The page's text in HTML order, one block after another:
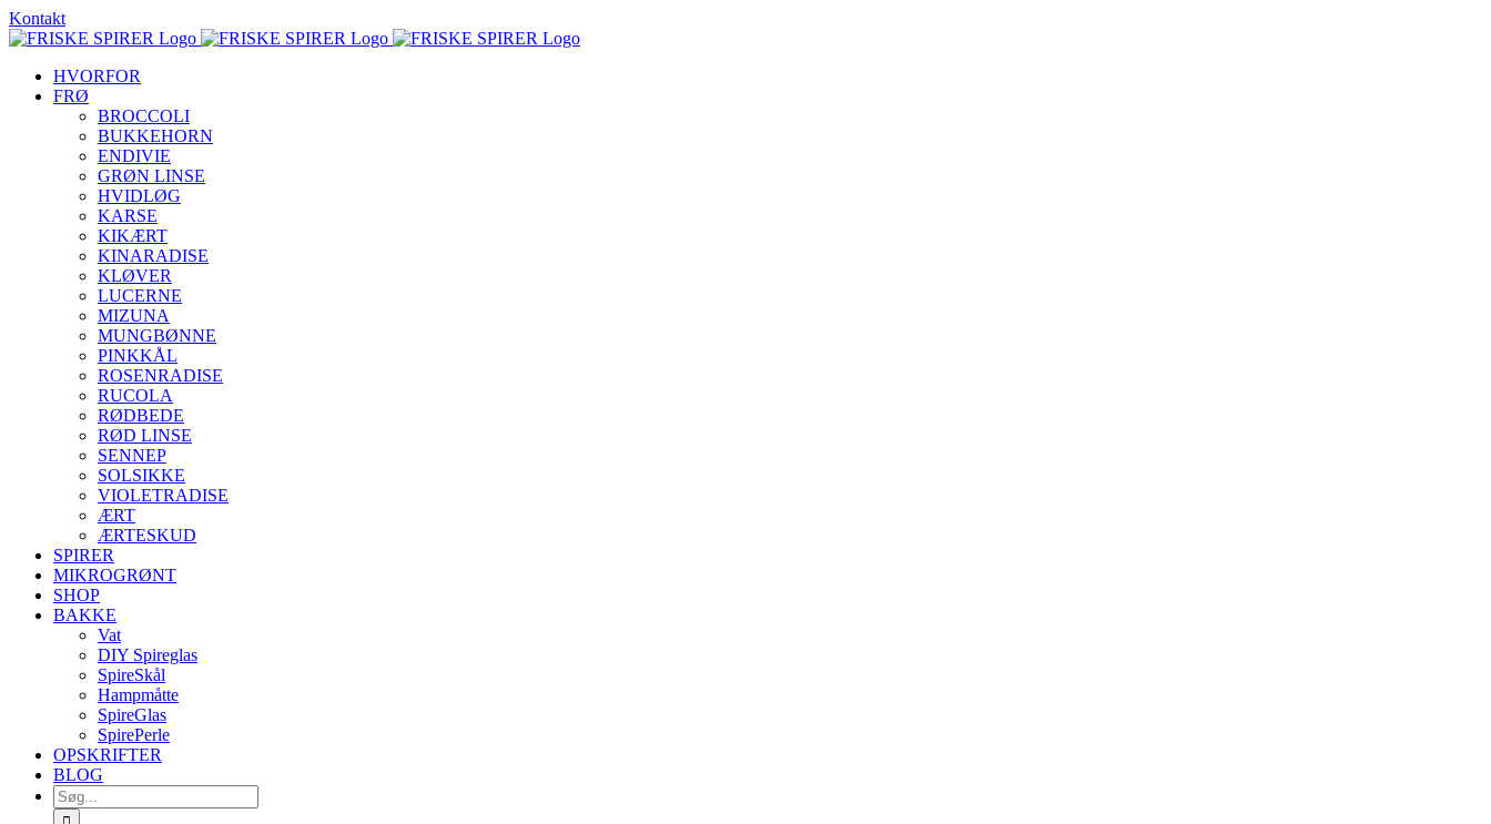
Skip
to
Kontakt
HVORFOR
FRØ
BROCCOLI
BUKKEHORN
ENDIVIE
GRØN LINSE
HVIDLØG
KARSE
KIKÆRT
KINARADISE
KLØVER
LUCERNE
MIZUNA
MUNGBØNNE
PINKKÅL
ROSENRADISE
RUCOLA
RØDBEDE
RØD LINSE
SENNEP
SOLSIKKE
VIOLETRADISE
ÆRT
ÆRTESKUD
SPIRER
MIKROGRØNT
SHOP
BAKKE
Vat
DIY Spireglas
SpireSkål
Hampmåtte
SpireGlas
SpirePerle
OPSKRIFTER
BLOG
Søg
efter: